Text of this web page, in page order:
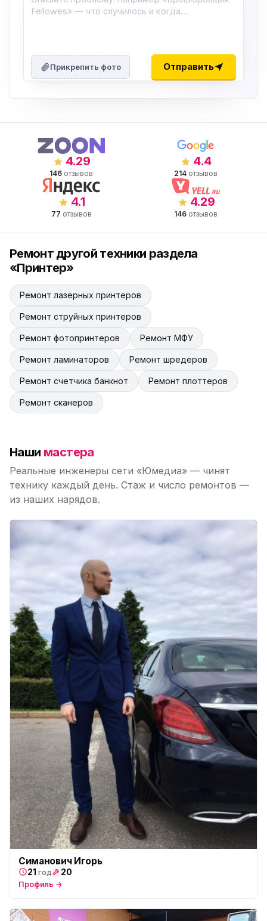
Прикрепить фото Отправить
4.29
146 отзывов
4.4
214 отзывов
4.1
77 отзывов
4.29
146 отзывов
Ремонт другой техники раздела
«Принтер»
Ремонт лазерных принтеров
Ремонт струйных принтеров
Ремонт фотопринтеров Ремонт МФУ
Ремонт ламинаторов Ремонт шредеров
Ремонт счетчика банкнот Ремонт плоттеров
Ремонт сканеров
Наши мастера
Реальные инженеры сети «Юмедиа» — чинят
технику каждый день. Стаж и число ремонтов —
из наших нарядов.
Симанович Игорь
21 год 20
Профиль →